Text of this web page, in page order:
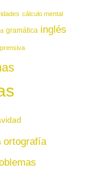
cálculo mental
gramática inglés
ortografía